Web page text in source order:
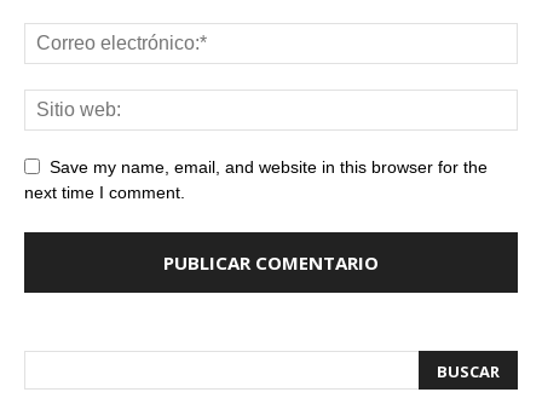
Save my name, email, and website in this browser for the
next time I comment.